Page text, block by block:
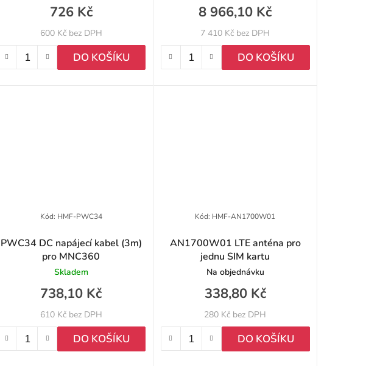
t
ů
600 Kč bez DPH
726 Kč
DO KOŠÍKU
7 410 Kč bez DPH
8 966,10 Kč
DO KOŠÍKU
PWC34 DC napájecí kabel (3m)
pro MNC360
Skladem
610 Kč bez DPH
738,10 Kč
DO KOŠÍKU
Kód: HMF-PWC34
AN1700W01 LTE anténa pro
jednu SIM kartu
Na objednávku
280 Kč bez DPH
338,80 Kč
DO KOŠÍKU
Kód: HMF-AN1700W01